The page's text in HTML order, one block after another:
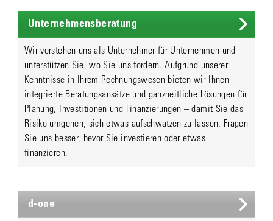
Unternehmensberatung
Wir verstehen uns als Unternehmer für Unternehmen und
unterstützen Sie, wo Sie uns fordern. Aufgrund unserer
Kenntnisse in Ihrem Rechnungswesen bieten wir Ihnen
integrierte Beratungsansätze und ganzheitliche Lösungen für
Planung, Investitionen und Finanzierungen – damit Sie das
Risiko umgehen, sich etwas aufschwatzen zu lassen. Fragen
Sie uns besser, bevor Sie investieren oder etwas
finanzieren.
d-one